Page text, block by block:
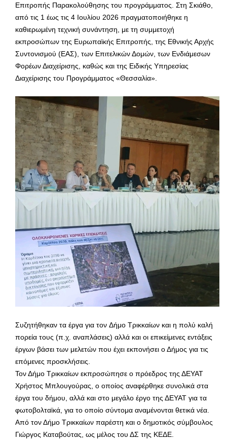
Επιτροπής Παρακολούθησης του προγράμματος. Στη Σκιάθο,
από τις 1 έως τις 4 Ιουλίου 2026 πραγματοποιήθηκε η
καθιερωμένη τεχνική συνάντηση, με τη συμμετοχή
εκπροσώπων της Ευρωπαϊκής Επιτροπής, της Εθνικής Αρχής
Συντονισμού (ΕΑΣ), των Επιτελικών Δομών, των Ενδιάμεσων
Φορέων Διαχείρισης, καθώς και της Ειδικής Υπηρεσίας
Διαχείρισης του Προγράμματος «Θεσσαλία».
Συζητήθηκαν τα έργα για τον Δήμο Τρικκαίων και η πολύ καλή
πορεία τους (π.χ. αναπλάσεις) αλλά και οι επικείμενες εντάξεις
έργων βάσει των μελετών που έχει εκπονήσει ο Δήμος για τις
επόμενες προσκλήσεις.
Τον Δήμο Τρικκαίων εκπροσώπησε ο πρόεδρος της ΔΕΥΑΤ
Χρήστος Μπλουγούρας, ο οποίος αναφέρθηκε συνολικά στα
έργα του δήμου, αλλά και στο μεγάλο έργο της ΔΕΥΑΤ για τα
φωτοβολταϊκά, για το οποίο σύντομα αναμένονται θετικά νέα.
Από τον Δήμο Τρικκαίων παρέστη και ο δημοτικός σύμβουλος
Γιώργος Καταβούτας, ως μέλος του ΔΣ της ΚΕΔΕ.